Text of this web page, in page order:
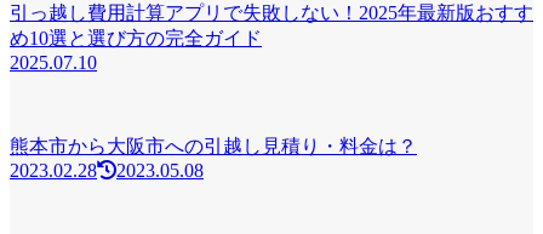
引っ越し費用計算アプリで失敗しない！2025年最新版おすす
め10選と選び方の完全ガイド
2025.07.10
熊本市から大阪市への引越し見積り・料金は？
2023.02.28
2023.05.08